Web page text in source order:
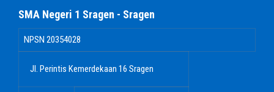
SMA Negeri 1 Sragen - Sragen
NPSN 20354028
Jl. Perintis Kemerdekaan 16 Sragen